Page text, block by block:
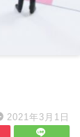
2021年3月1日